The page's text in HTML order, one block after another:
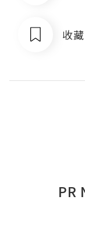
收藏
PR